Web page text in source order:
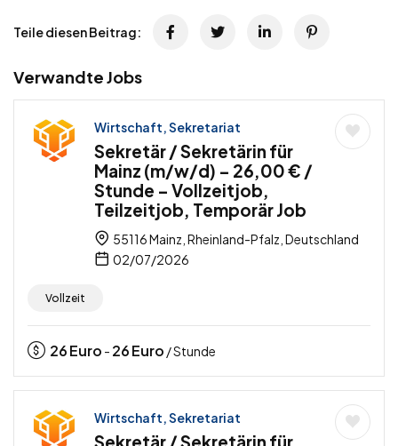
Teile diesen Beitrag:
Verwandte Jobs
Wirtschaft, Sekretariat
Sekretär / Sekretärin für
Mainz (m/w/d) – 26,00 € /
Stunde – Vollzeitjob,
Teilzeitjob, Temporär Job
55116 Mainz, Rheinland-Pfalz, Deutschland
02/07/2026
Vollzeit
26Euro - 26Euro / Stunde
Wirtschaft, Sekretariat
Sekretär / Sekretärin für